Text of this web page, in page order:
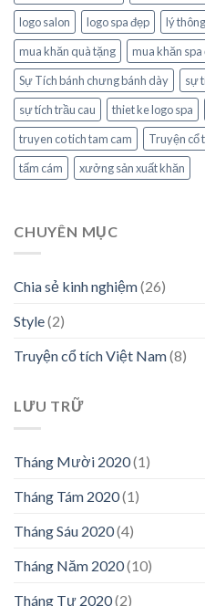
logo salon
logo spa đẹp
lý
mua khăn quà tặng
mua khăn spa
Sự Tích bánh chưng bánh dày
sự
sự tích trầu cau
thiet ke logo spa
truyen co tich tam cam
Truyện cổ
tấm cám
xưởng sản xuất khăn
CHUYÊN MỤC
Chia sẻ kinh nghiệm(26)
Style(2)
Truyện cổ tích Việt Nam(8)
LƯU TRỮ
Tháng Mười 2020(1)
Tháng Tám 2020(1)
Tháng Sáu 2020(4)
Tháng Năm 2020(10)
Tháng Tư 2020(2)